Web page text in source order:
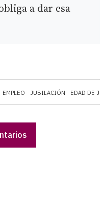
EMPLEO JUBILACIÓN EDAD DE
a dar esa